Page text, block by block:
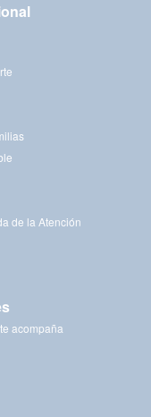
de la Atención
acompaña